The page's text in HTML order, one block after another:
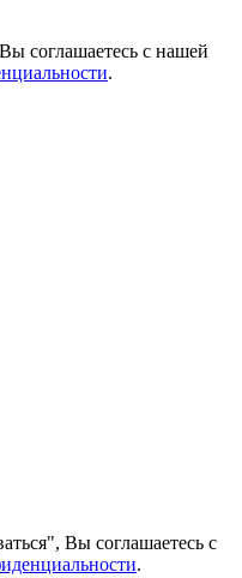
соглашаетесь с нашей
.
Вы соглашаетесь с
.